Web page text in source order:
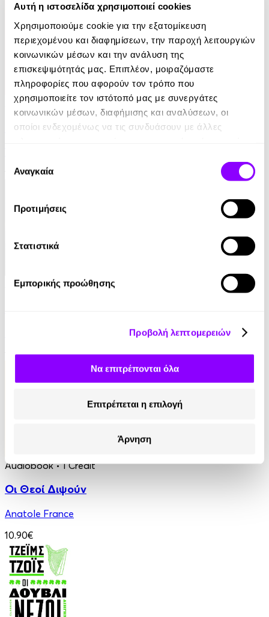
Αυτή η ιστοσελίδα χρησιμοποιεί cookies
Χρησιμοποιούμε cookie για την εξατομίκευση
περιεχομένου και διαφημίσεων, την παροχή λειτουργιών
κοινωνικών μέσων και την ανάλυση της
επισκεψιμότητάς μας. Επιπλέον, μοιραζόμαστε
πληροφορίες που αφορούν τον τρόπο που
χρησιμοποιείτε τον ιστότοπό μας με συνεργάτες
κοινωνικών μέσων, διαφήμισης και αναλύσεων, οι
οποίοι ενδεχομένως να τις συνδυάσουν με άλλες
των υπηρεσιών τους.
συγκατάθεσης
Αναγκαία
Προτιμήσεις
Στατιστικά
Εμπορικής προώθησης
Προβολή λεπτομερειών
Να επιτρέπονται όλα
Επιτρέπεται η επιλογή
Άρνηση
Audiobook • 1 Credit
Στο Σπίτι Της
16.90€
Audiobook • 1 Credit
13.90€
Audiobook • 1 Credit
Οι Θεοί Διψούν
Anatole France
10.90€